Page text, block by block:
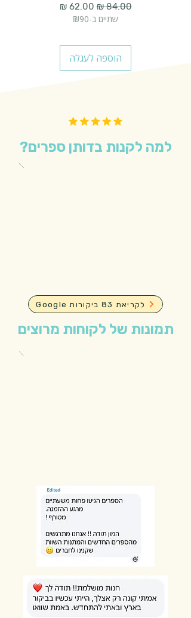
מחיר רגיל‏84.00 ‏₪ מחיר מבצע
שתיים ב-₪90
הוספה לעגלה
למה לקנות בדותן ספרים?
Google לקריאת 83 ביקורות
תמונות של לקוחות מרוצים